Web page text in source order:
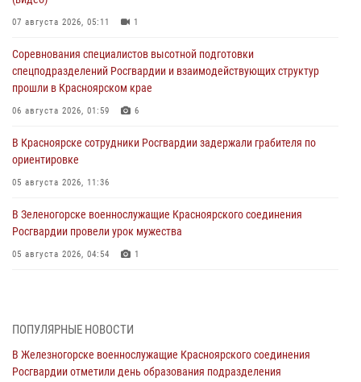
07 августа 2026, 05:11 1
Соревнования специалистов высотной подготовки
спецподразделений Росгвардии и взаимодействующих структур
прошли в Красноярском крае
06 августа 2026, 01:59 6
В Красноярске сотрудники Росгвардии задержали грабителя по
ориентировке
05 августа 2026, 11:36
В Зеленогорске военнослужащие Красноярского соединения
Росгвардии провели урок мужества
05 августа 2026, 04:54 1
05 августа 2026, 04:52 1
В Красноярске сотрудники вневедомственной охраны Росгвардии
задержали подозреваемого в серии краж из гипермаркета
ПОПУЛЯРНЫЕ НОВОСТИ
В Железногорске военнослужащие Красноярского соединения
Росгвардии отметили день образования подразделения